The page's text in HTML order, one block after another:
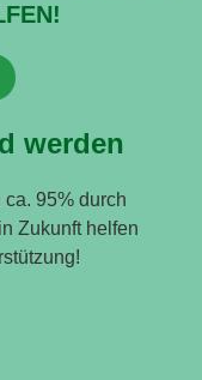
werden
95% durch
Zukunft helfen